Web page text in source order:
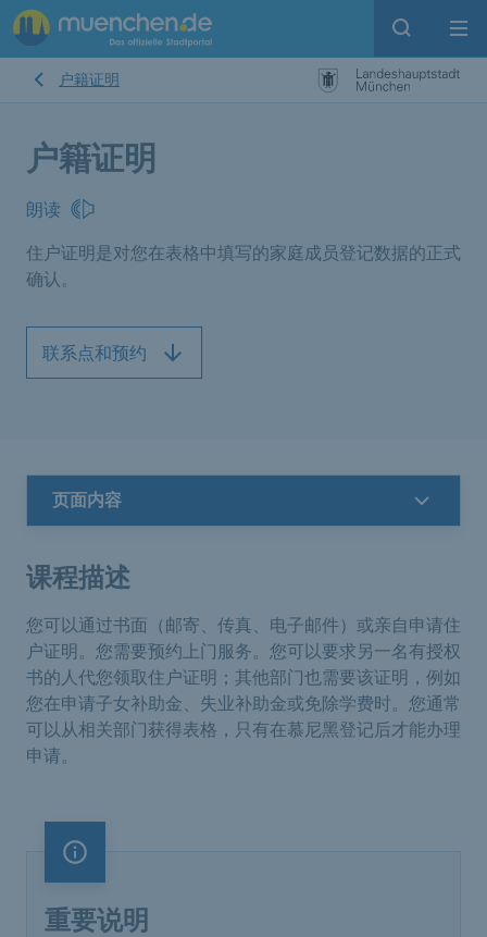
Open
户籍证明
户籍证明
朗读
住户证明是对您在表格中填写的家庭成员登记数据的正式
确认。
联系点和预约
页面内容
课程描述
您可以通过书面（邮寄、传真、电子邮件）或亲自申请住
户证明。您需要预约上门服务。您可以要求另一名有授权
书的人代您领取住户证明；其他部门也需要该证明，例如
您在申请子女补助金、失业补助金或免除学费时。您通常
可以从相关部门获得表格，只有在慕尼黑登记后才能办理
申请。
重要说明
重要说明